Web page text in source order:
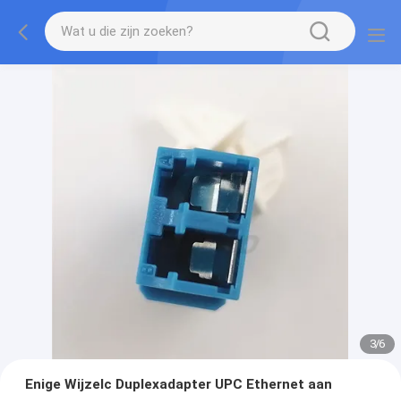
3/6
Enige Wijzelc Duplexadapter UPC Ethernet aan